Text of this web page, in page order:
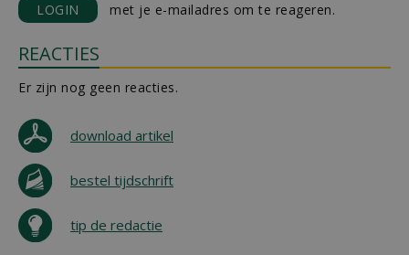
LOGIN met je e-mailadres om te reageren.
REACTIES
Er zijn nog geen reacties.
download artikel
bestel tijdschrift
tip de redactie